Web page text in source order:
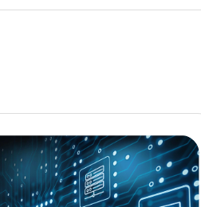
وغيرها من الأجهزة في موقع
والتي يمكن أن تكون حلول
وتكنولوجيا المعلومات في
مراكز البيانات والكلاود
السيبراني والحلول التشاركية).